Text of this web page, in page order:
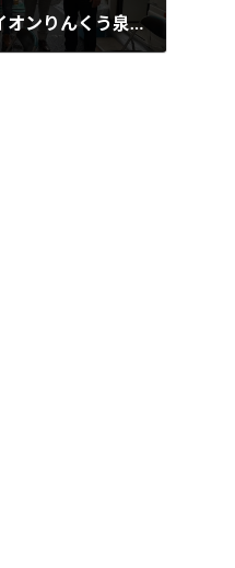
献血活動報告5月30日（イオンりんくう泉南）